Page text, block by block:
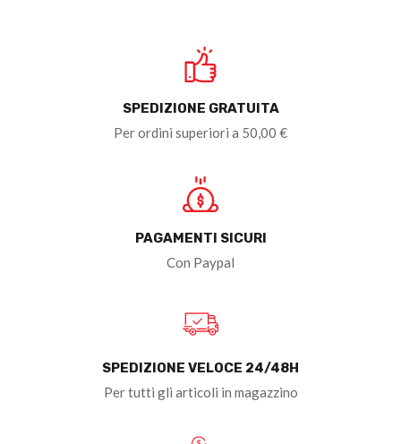
SPEDIZIONE GRATUITA
Per ordini superiori a 50,00 €
PAGAMENTI SICURI
Con Paypal
SPEDIZIONE VELOCE 24/48H
Per tutti gli articoli in magazzino